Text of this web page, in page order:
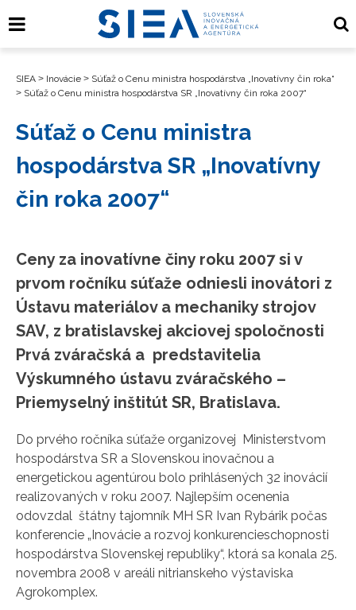
SIEA > Inovácie > Súťaž o Cenu ministra hospodárstva „Inovatívny čin roka“
> Súťaž o Cenu ministra hospodárstva SR „Inovatívny čin roka 2007“
Súťaž o Cenu ministra
hospodárstva SR „Inovatívny
čin roka 2007“
Ceny za inovatívne činy roku 2007 si v
prvom ročníku súťaže odniesli inovátori z
Ústavu materiálov a mechaniky strojov
SAV, z bratislavskej akciovej spoločnosti
Prvá zváračská a predstavitelia
Výskumného ústavu zváračského –
Priemyselný inštitút SR, Bratislava.
Do prvého ročníka súťaže organizovej Ministerstvom
hospodárstva SR a Slovenskou inovačnou a
energetickou agentúrou bolo prihlásených 32 inovácií
realizovaných v roku 2007. Najlepším ocenenia
odovzdal štátny tajomník MH SR Ivan Rybárik počas
konferencie „Inovácie a rozvoj konkurencieschopnosti
hospodárstva Slovenskej republiky“, ktorá sa konala 25.
novembra 2008 v areáli nitrianskeho výstaviska
Agrokomplex.